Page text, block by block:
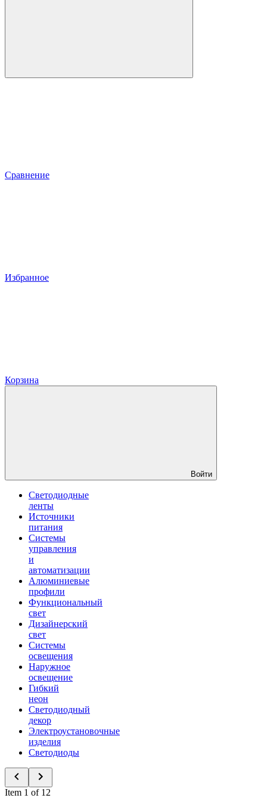
Сравнение
Избранное
Корзина
Войти
Светодиодные
ленты
Источники
питания
Системы
управления
и
автоматизации
Алюминиевые
профили
Функциональный
свет
Дизайнерский
свет
Системы
освещения
Наружное
освещение
Гибкий
неон
Светодиодный
декор
Электроустановочные
изделия
Светодиоды
Item 1 of 12